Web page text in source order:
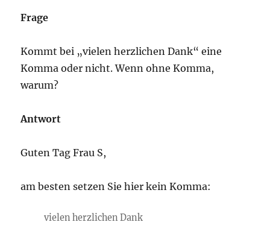
Frage
Kommt bei „vielen herzlichen Dank“ eine
Komma oder nicht. Wenn ohne Komma,
warum?
Antwort
Guten Tag Frau S,
am besten setzen Sie hier kein Komma:
vielen herzlichen Dank